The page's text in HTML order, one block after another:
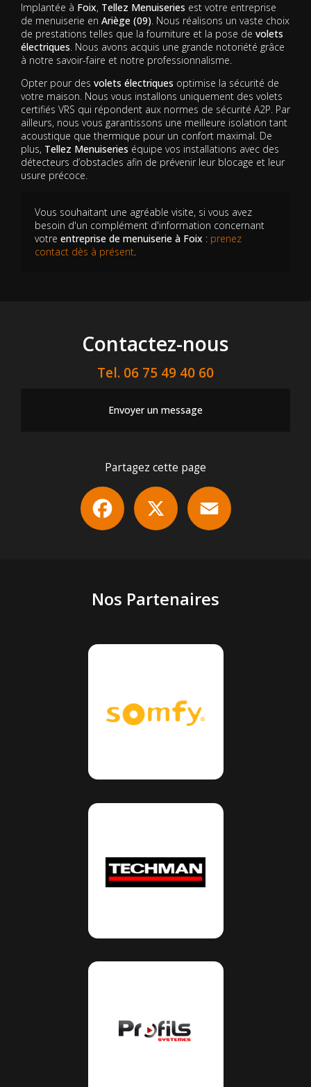
Implantée à Foix, Tellez Menuiseries est votre entreprise
de menuiserie en Ariège (09). Nous réalisons un vaste choix
de prestations telles que la fourniture et la pose de volets
électriques. Nous avons acquis une grande notoriété grâce
à notre savoir-faire et notre professionnalisme.
Opter pour des volets électriques optimise la sécurité de
votre maison. Nous vous installons uniquement des volets
certifiés VRS qui répondent aux normes de sécurité A2P. Par
ailleurs, nous vous garantissons une meilleure isolation tant
acoustique que thermique pour un confort maximal. De
plus, Tellez Menuiseries équipe vos installations avec des
détecteurs d’obstacles afin de prévenir leur blocage et leur
usure précoce.
Vous souhaitant une agréable visite, si vous avez
besoin d'un complément d'information concernant
votre entreprise de menuiserie à Foix : prenez
contact dès à présent.
Contactez-nous
Tel. 06 75 49 40 60
Envoyer un message
Partagez cette page
Facebook
Nos Partenaires